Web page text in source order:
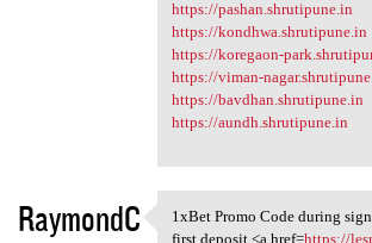
https://pashan.shrutipune.in
https://kondhwa.shrutipune.in
https://koregaon-
https://viman-
https://bavdhan.shrutipune.in
https://aundh.shrutipune.in
RaymondC 1xBet Promo Code during
1xBet Promo Code during
first deposit <a href=https://